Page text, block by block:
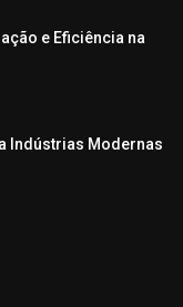
e Eficiência na
Indústrias Modernas